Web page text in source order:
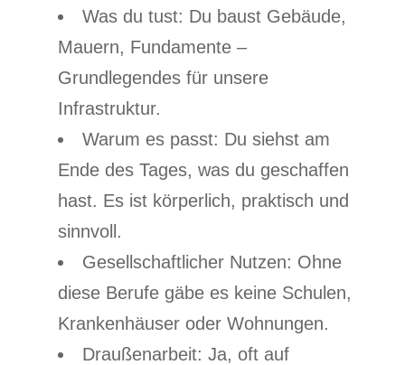
Was du tust: Du baust Gebäude,
Mauern, Fundamente –
Grundlegendes für unsere
Infrastruktur.
Warum es passt: Du siehst am
Ende des Tages, was du geschaffen
hast. Es ist körperlich, praktisch und
sinnvoll.
Gesellschaftlicher Nutzen: Ohne
diese Berufe gäbe es keine Schulen,
Krankenhäuser oder Wohnungen.
Draußenarbeit: Ja, oft auf